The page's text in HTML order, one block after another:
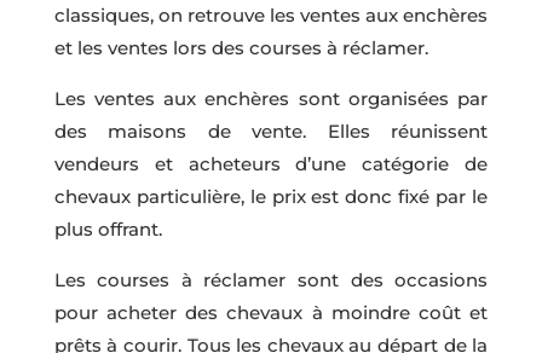
classiques, on retrouve les ventes aux enchères
et les ventes lors des courses à réclamer.
Les ventes aux enchères sont organisées par
des maisons de vente. Elles réunissent
vendeurs et acheteurs d’une catégorie de
chevaux particulière, le prix est donc fixé par le
plus offrant.
Les courses à réclamer sont des occasions
pour acheter des chevaux à moindre coût et
prêts à courir. Tous les chevaux au départ de la